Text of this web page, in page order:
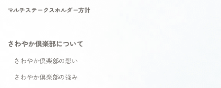
マルチステークスホルダー方針
さわやか倶楽部について
さわやか倶楽部の想い
さわやか倶楽部の強み